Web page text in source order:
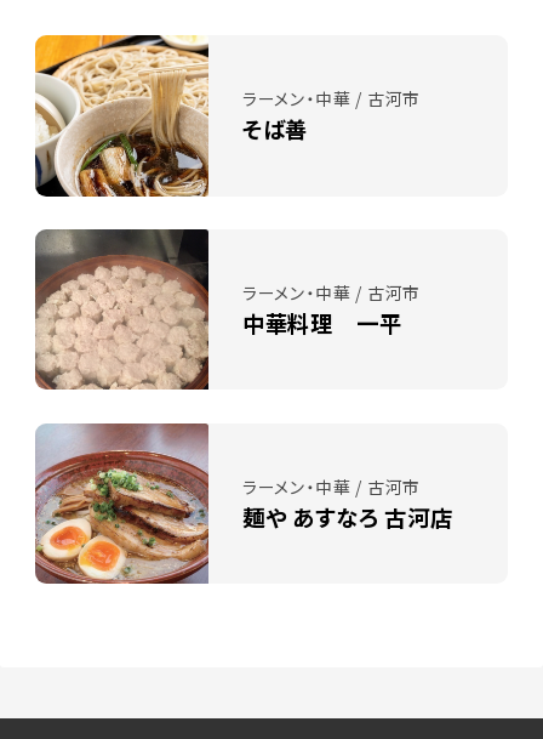
ラーメン・中華 / 古河市
そば善
ラーメン・中華 / 古河市
中華料理 一平
ラーメン・中華 / 古河市
麺や あすなろ 古河店